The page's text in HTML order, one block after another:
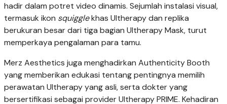
hadir dalam potret video dinamis. Sejumlah instalasi visual,
termasuk ikon squigglekhas Ultherapy dan replika
berukuran besar dari tiga bagian Ultherapy Mask, turut
memperkaya pengalaman para tamu.
Merz Aesthetics juga menghadirkan Authenticity Booth
yang memberikan edukasi tentang pentingnya memilih
perawatan Ultherapy yang asli, serta dokter yang
bersertifikasi sebagai provider Ultherapy PRIME. Kehadiran